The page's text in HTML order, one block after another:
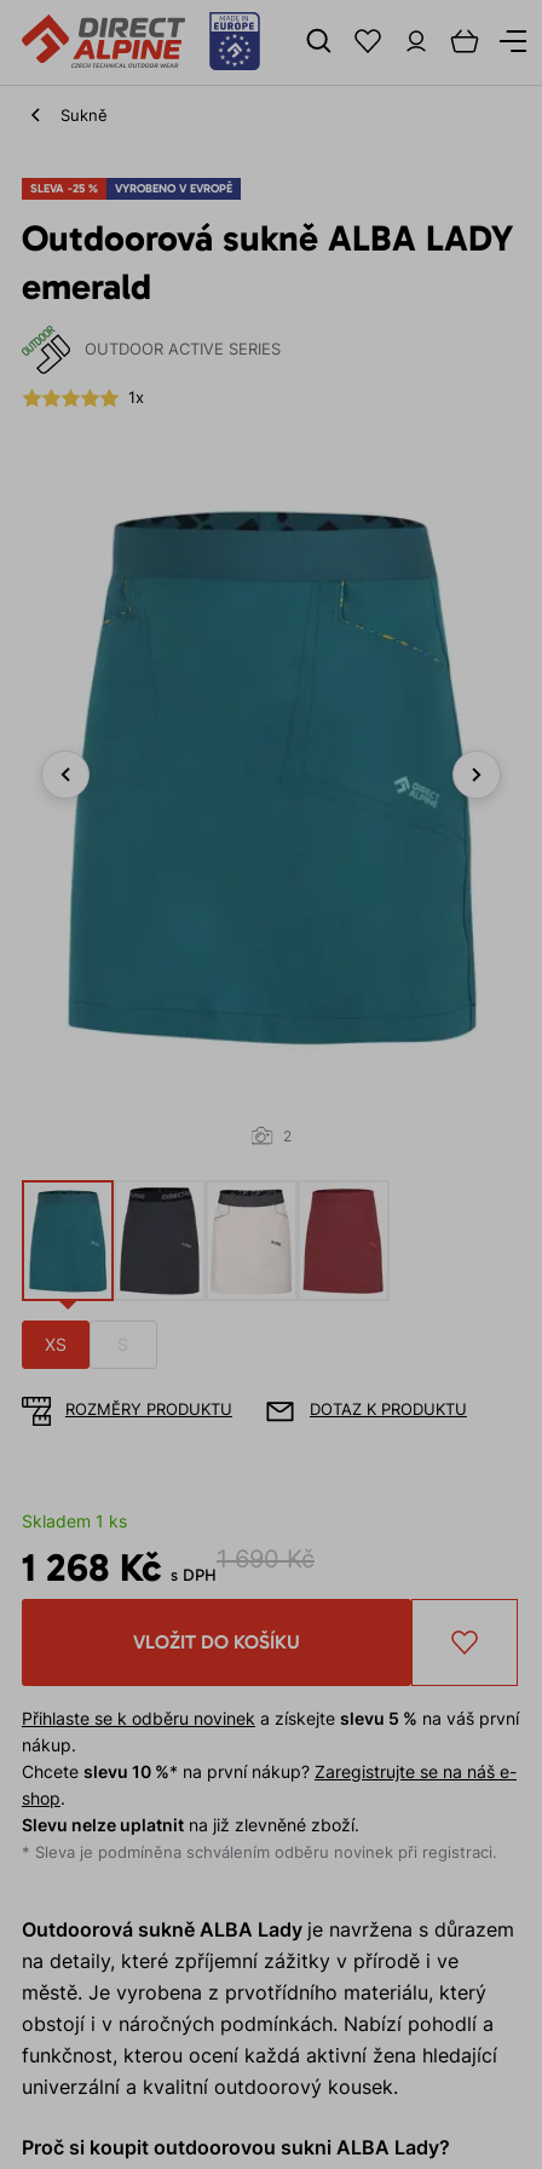
Sukně
SLEVA -25 % VYROBENO V EVROPĚ
Outdoorová sukně ALBA LADY
emerald
OUTDOOR ACTIVE SERIES
1x
Previous Next
2
XS S
ROZMĚRY PRODUKTU DOTAZ K PRODUKTU
Skladem 1 ks
1 268 Kč s DPH
1 690 Kč
VLOŽIT DO KOŠÍKU
Přihlaste se k odběru novinek a získejte slevu 5 % na váš první
nákup.
Chcete slevu 10 %* na první nákup? Zaregistrujte se na náš e-
shop.
Slevu nelze uplatnitna již zlevněné zboží.
* Sleva je podmíněna schválením odběru novinek při registraci.
Outdoorová sukně ALBA Lady je navržena s důrazem
na detaily, které zpříjemní zážitky v přírodě i ve
městě. Je vyrobena z prvotřídního materiálu, který
obstojí i v náročných podmínkách. Nabízí pohodlí a
funkčnost, kterou ocení každá aktivní žena hledající
univerzální a kvalitní outdoorový kousek.
Proč si koupit outdoorovou sukni ALBA Lady?